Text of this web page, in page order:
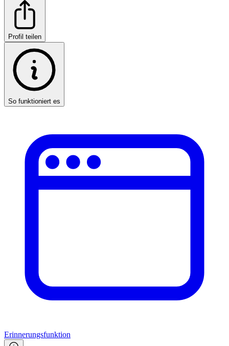
Profil teilen
So funktioniert es
Erinnerungsfunktion